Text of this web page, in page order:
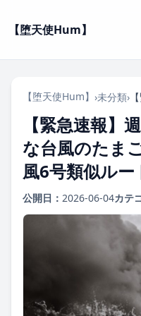
【堕天使Hum】
【堕天使Hum】 ›未分類›
【緊急速報】
な台風のたま
風6号類似ルー
公開日： 2026-06-04カテ